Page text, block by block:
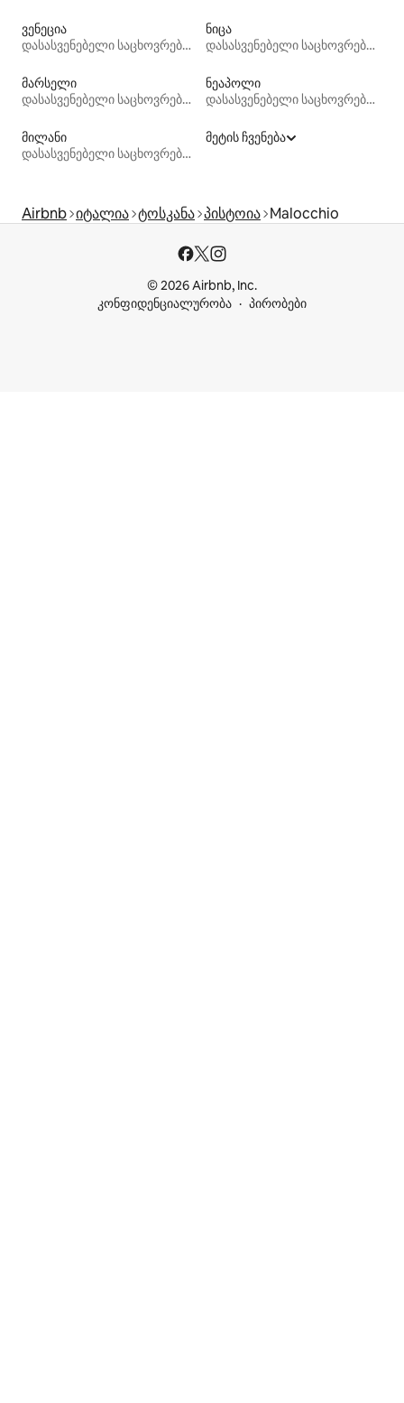
ვენეცია
დასასვენებელი საცხოვრებლები
ნიცა
დასასვენებელი საცხოვრებლები
მარსელი
დასასვენებელი საცხოვრებლები
ნეაპოლი
დასასვენებელი საცხოვრებლები
მილანი
დასასვენებელი საცხოვრებლები
მეტის ჩვენება
Airbnb იტალია ტოსკანა პისტოია Malocchio
© 2026 Airbnb, Inc.
კონფიდენციალურობა
პირობები